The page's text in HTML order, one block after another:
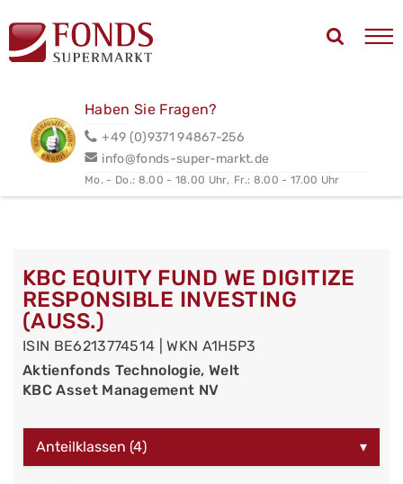
Haben Sie Fragen?
+49 (0)9371 94867-256
info@fonds-super-markt.de
Mo. - Do.: 8.00 - 18.00 Uhr, Fr.: 8.00 - 17.00 Uhr
KBC EQUITY FUND WE DIGITIZE
RESPONSIBLE INVESTING
(AUSS.)
ISIN BE6213774514 | WKN A1H5P3
Aktienfonds Technologie, Welt
KBC Asset Management NV
Anteilklassen (4) ▾